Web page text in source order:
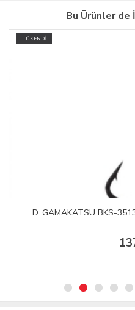
Bu Ürünler
TÜKENDİ
D. GAMAKATSU BKS-